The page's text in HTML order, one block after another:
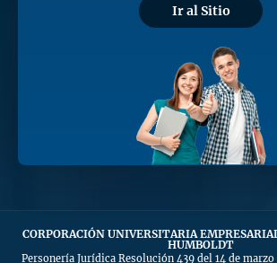
Ir al Sitio
CORPORACIÓN UNIVERSITARIA
HUMBOLDT
Personería Jurídica Resolución 439 del 14 de